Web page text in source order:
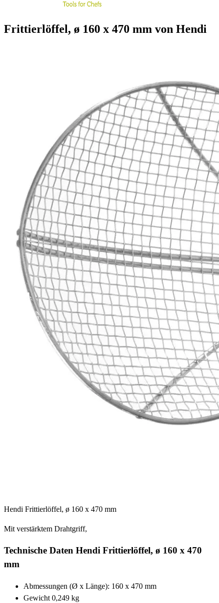
Frittierlöffel, ø 160 x 470 mm von Hendi
Hendi Frittierlöffel, ø 160 x 470 mm
Mit verstärktem Drahtgriff,
Technische Daten Hendi Frittierlöffel, ø 160 x 470
mm
Abmessungen (Ø x Länge): 160 x 470 mm
Gewicht 0,249 kg